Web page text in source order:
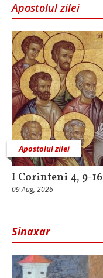
Apostolul zilei
Apostolul zilei
I Corinteni 4, 9-16
09 Aug, 2026
Sinaxar